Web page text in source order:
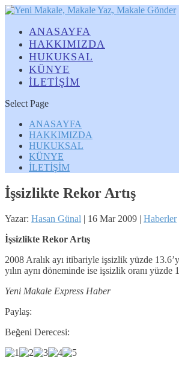
ANASAYFA
HAKKIMIZDA
HUKUKSAL
KÜNYE
İLETİŞİM
Select Page
ANASAYFA
HAKKIMIZDA
HUKUKSAL
KÜNYE
İLETİŞİM
İşsizlikte Rekor Artış
Yazar: Hasan Günal | 16 Mar 2009 | Haberler
İşsizlikte Rekor Artış
2008 Aralık ayı itibariyle işsizlik yüzde
yılın aynı döneminde ise işsizlik oranı
Yeni Makale Express Haber
Paylaş:
Beğeni Derecesi: